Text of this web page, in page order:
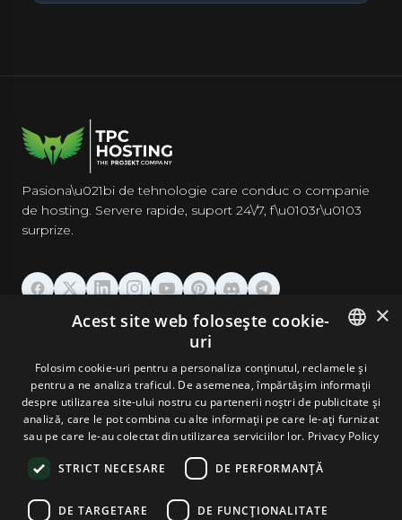
Pasiona\u021bi de tehnologie care conduc o companie
de hosting. Servere rapide, suport 24\/7, f\u0103r\u0103
surprize.
GĂZDUIRE
DOMENII & EMAIL
UNELTE & SECURITATE
COMPANIE
ENGLISH
GERMAN
ROMANIAN
×
Acest site web folosește cookie-
uri
Folosim cookie-uri pentru a personaliza conținutul, reclamele și
pentru a ne analiza traficul. De asemenea, împărtășim informații
despre utilizarea site-ului nostru cu partenerii noștri de publicitate și
analiză, care le pot combina cu alte informații pe care le-ați furnizat
sau pe care le-au colectat din utilizarea serviciilor lor. Privacy Policy
STRICT NECESARE DE PERFORMANȚĂ
DE TARGETARE DE FUNCŢIONALITATE